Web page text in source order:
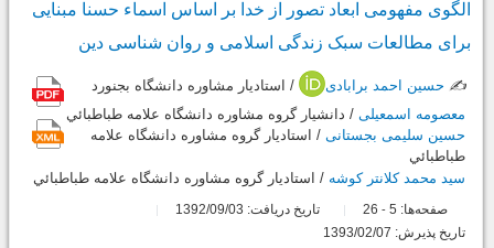
الگوی مفهومی ابعاد تصور از خدا بر اساس اسماء حسنا مبنایی
برای مطالعات سبک زندگی اسلامی و روان شناسی دین
✍️ حسین احمد برابادی
/ استاديار مشاوره دانشگاه بجنورد
معصومه اسمعیلی / دانشيار گروه مشاوره دانشگاه علامه طباطبائي
حسین سلیمی بجستانی / استاديار گروه مشاوره دانشگاه علامه
طباطبائي
سید محمد کلانتر کوشه / استاديار گروه مشاوره دانشگاه علامه طباطبائي
صفحه‌ها: 5
-
تاریخ دریافت: 1392/09/03
تاریخ پذیرش: 1393/02/07